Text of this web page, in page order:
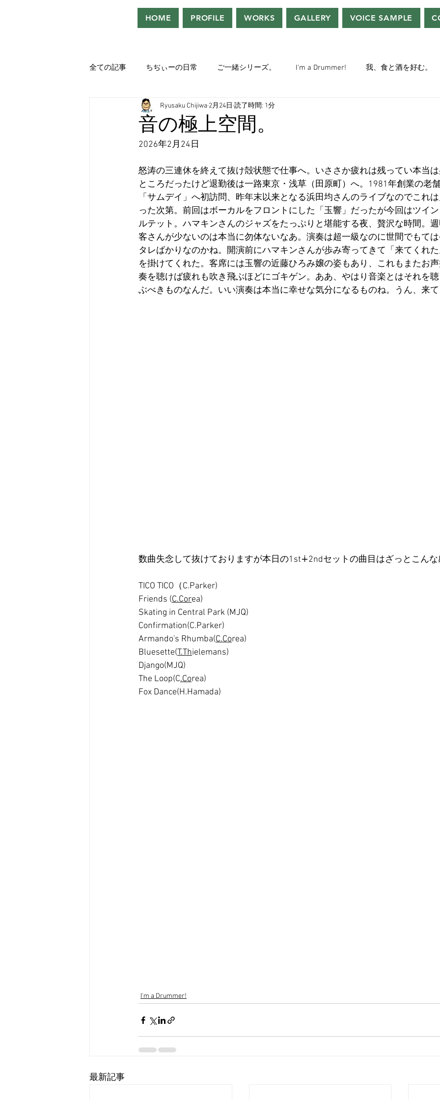
HOME PROFILE WORKS GALLERY VOICE SAMPLE
全ての記事 ちぢぃーの日常 ご一緒シリーズ。 I'm a Drummer! 我、食と酒を好む。
役者として、声優として。 ちぢぃー的VOWネタ。
吹き替えが好き！！ 「ウルトラ」の世界。
Saturdeay Scrapbook タツロー・マニア一年生。 ぬこ日記。 ＡＩ落書きシリーズ。
音の極上空間。
Ryusaku Chijiwa 2月24日 読了時間: 1分
2026年2月24日
怒涛の三連休を終えて抜け殻状態で仕事へ。いささか疲れは残ってい本当
ところだったけど退勤後は一路東京・浅草（田原町）へ。1981年創業の老
「サムデイ」へ初訪問、昨年末以来となる浜田均さんのライブなのでこれ
った次第。前回はボーカルをフロントにした「玉響」だったが今回はツイ
ルテット。ハマキンさんのジャズをたっぷりと堪能する夜、贅沢な時間。
客さんが少ないのは本当に勿体ないなあ。演奏は超一級なのに世間でもて
タレばかりなのかね。開演前にハマキンさんが歩み寄ってきて「来てくれ
を掛けてくれた。客席には玉響の近藤ひろみ嬢の姿もあり、これもまたお
奏を聴けば疲れも吹き飛ぶほどにゴキゲン。ああ、やはり音楽とはそれを
ぶべきものなんだ。いい演奏は本当に幸せな気分になるものね。うん、来
数曲失念して抜けておりますが本日の1st∔2ndセットの曲目はざっとこん
TICO TICO（C.Parker)
Friends (C.Corea)
Skating in Central Park (MJQ)
Confirmation(C.Parker)
Armando's Rhumba(C.Corea)
Bluesette(T.Thielemans)
Django(MJQ)
The Loop(C.Corea)
Fox Dance(H.Hamada)
I'm a Drummer!
最新記事